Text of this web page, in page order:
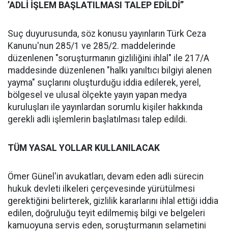
’ADLİ İŞLEM BAŞLATILMASI TALEP EDİLDİ’’
Suç duyurusunda, söz konusu yayınların Türk Ceza
Kanunu'nun 285/1 ve 285/2. maddelerinde
düzenlenen "soruşturmanın gizliliğini ihlal" ile 217/A
maddesinde düzenlenen "halkı yanıltıcı bilgiyi alenen
yayma" suçlarını oluşturduğu iddia edilerek, yerel,
bölgesel ve ulusal ölçekte yayın yapan medya
kuruluşları ile yayınlardan sorumlu kişiler hakkında
gerekli adli işlemlerin başlatılması talep edildi.
TÜM YASAL YOLLAR KULLANILACAK
Ömer Günel'in avukatları, devam eden adli sürecin
hukuk devleti ilkeleri çerçevesinde yürütülmesi
gerektiğini belirterek, gizlilik kararlarını ihlal ettiği iddia
edilen, doğruluğu teyit edilmemiş bilgi ve belgeleri
kamuoyuna servis eden, soruşturmanın selametini